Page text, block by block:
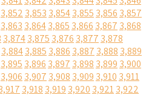
3,852 3,853 3,8543,855 3,856 3,857
3,863 3,8643,865 3,866 3,867 3,868
3,8743,875 3,876 3,877 3,878
3,8843,885 3,886 3,887 3,888 3,889
3,895 3,896 3,897 3,898 3,899 3,900
3,906 3,907 3,908 3,909 3,910 3,911
3,918 3,919 3,920 3,9213,922